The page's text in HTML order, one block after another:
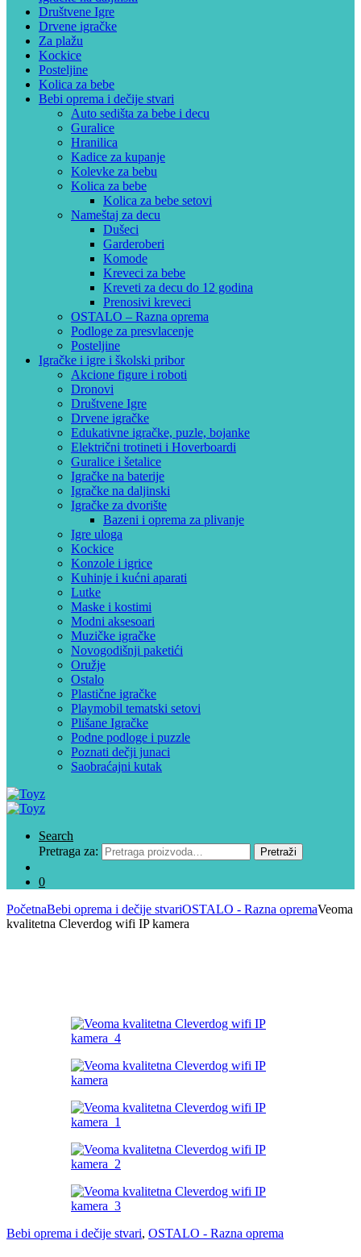
Društvene Igre
Drvene igračke
Za plažu
Kockice
Posteljine
Kolica za bebe
Bebi oprema i dečije stvari
Auto sedišta za bebe i decu
Guralice
Hranilica
Kadice za kupanje
Kolevke za bebu
Kolica za bebe
Kolica za bebe setovi
Nameštaj za decu
Dušeci
Garderoberi
Komode
Kreveci za bebe
Kreveti za decu do 12 godina
Prenosivi kreveci
OSTALO – Razna oprema
Podloge za presvlacenje
Posteljine
Igračke i igre i školski pribor
Akcione figure i roboti
Dronovi
Društvene Igre
Drvene igračke
Edukativne igračke, puzle, bojanke
Električni trotineti i Hoverboardi
Guralice i šetalice
Igračke na baterije
Igračke na daljinski
‎Igračke za dvorište
Bazeni i oprema za plivanje
Igre uloga
Kockice
Konzole i igrice
Kuhinje i kućni aparati
Lutke
Maske i kostimi
Modni aksesoari
Muzičke igračke
Novogodišnji paketići
Oružje
Ostalo
Plastične igračke
Playmobil tematski setovi
Plišane Igračke
Podne podloge i puzzle
Poznati dečji junaci
Saobraćajni kutak
Search
Pretraga za:
Pretraži
0
PočetnaBebi oprema i dečije stvariOSTALO - Razna opremaVeoma
kvalitetna Cleverdog wifi IP kamera
Bebi oprema i dečije stvari, OSTALO - Razna oprema